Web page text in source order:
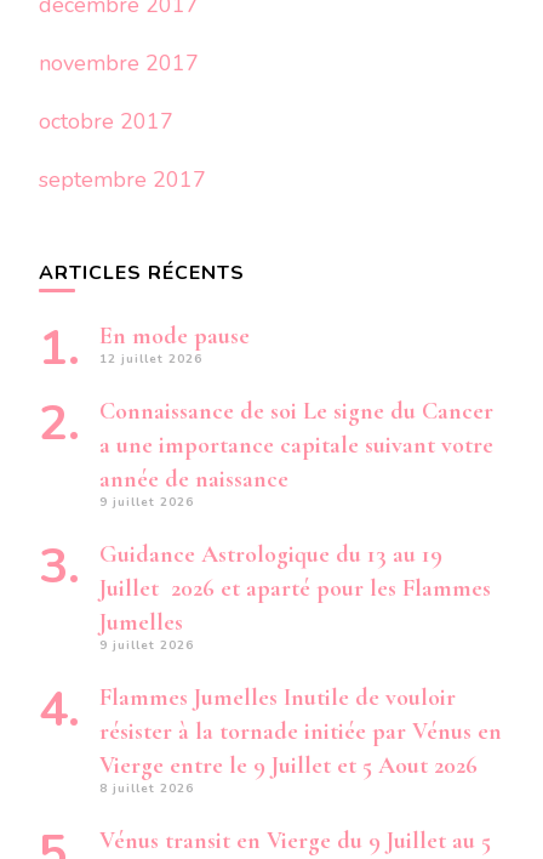
novembre 2017
octobre 2017
septembre 2017
ARTICLES RÉCENTS
En mode pause
12 juillet 2026
Connaissance de soi Le signe du Cancer
a une importance capitale suivant votre
année de naissance
9 juillet 2026
Guidance Astrologique du 13 au 19
Juillet 2026 et aparté pour les Flammes
Jumelles
9 juillet 2026
Flammes Jumelles Inutile de vouloir
résister à la tornade initiée par Vénus en
Vierge entre le 9 Juillet et 5 Aout 2026
8 juillet 2026
Vénus transit en Vierge du 9 Juillet au 5